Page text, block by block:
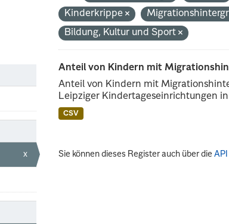
x
Kinderkrippe
Bildung, Kultur und Sport
Anteil von Kindern mit
Anteil von Kindern mit
Leipziger Kindertageseinrichtungen
CSV
Sie können dieses Register auch über dieAPI